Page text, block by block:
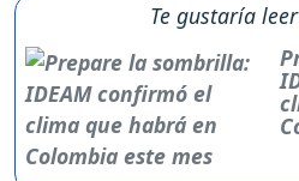
Te gustaría